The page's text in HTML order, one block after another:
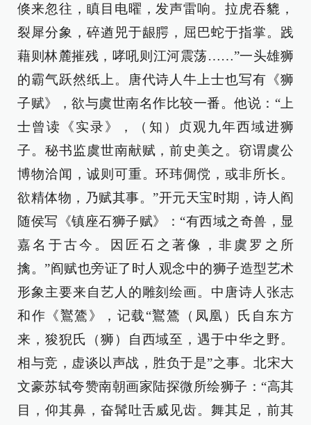
倏来忽往，瞋目电曜，发声雷响。拉虎吞貔，
裂犀分象，碎遒兕于龈腭，屈巴蛇于指掌。践
藉则林麓摧残，哮吼则江河震荡……”一头雄狮
的霸气跃然纸上。唐代诗人牛上士也写有《狮
子赋》，欲与虞世南名作比较一番。他说：“上
士曾读《实录》，（知）贞观九年西域进狮
子。秘书监虞世南献赋，前史美之。窃谓虞公
博物洽闻，诚则可重。环玮倜傥，或非所长。
欲精体物，乃赋其事。”开元天宝时期，诗人阎
随侯写《镇座石狮子赋》：“有西域之奇兽，显
嘉名于古今。因匠石之著像，非虞罗之所
擒。”阎赋也旁证了时人观念中的狮子造型艺术
形象主要来自艺人的雕刻绘画。中唐诗人张志
和作《鸑鷟》，记载“鸑鷟（凤凰）氏自东方
来，狻猊氏（狮）自西域至，遇于中华之野。
相与竞，虚谈以声战，胜负于是”之事。北宋大
文豪苏轼夸赞南朝画家陆探微所绘狮子：“高其
目，仰其鼻，奋髯吐舌威见齿。舞其足，前其